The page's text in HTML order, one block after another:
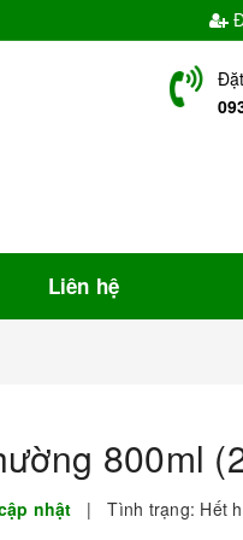
Liên hệ
800ml
nhật | Tình trạng: Hết